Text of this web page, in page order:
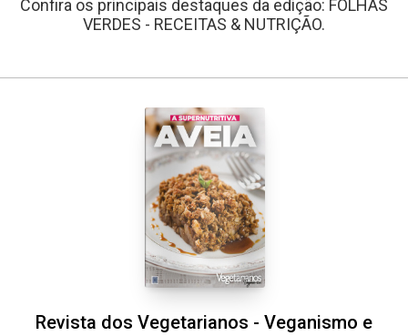
Confira os principais destaques da edição: FOLHAS
VERDES - RECEITAS & NUTRIÇÃO.
Revista dos Vegetarianos - Veganismo e
Facebook Twitter